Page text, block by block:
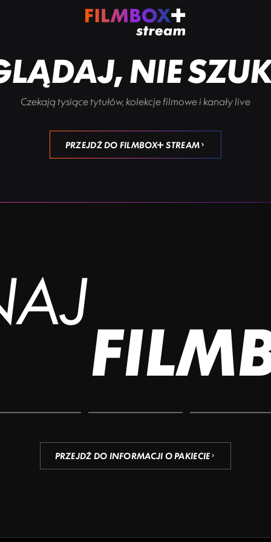
NIE
Czekają tysiące tytułów, kolekcje filmowe i kanały live
PRZEJDŹ DO FILMBOX+ STREAM
PRZEJDŹ DO INFORMACJI O PAKIECIE